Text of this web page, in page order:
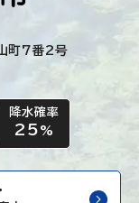
町7番2号
降水確率
25 %